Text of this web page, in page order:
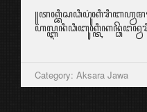
Category: Aksara Jawa